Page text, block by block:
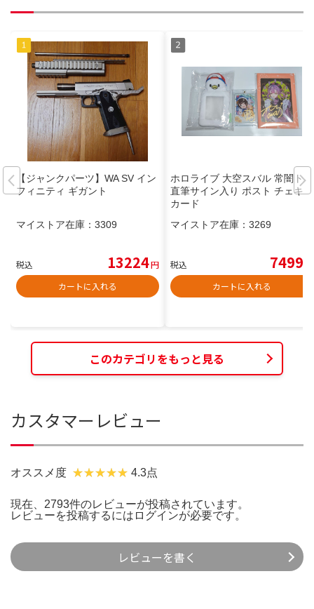
【ジャンクパーツ】WA SV イン
フィニティ ギガント
マイストア在庫： 3309
税込 13224円
カートに入れる
ホロライブ 大空スバル 常闇トワ
直筆サイン入り ポスト チェキ
カード
マイストア在庫： 3269
税込 7499
カートに入れる
このカテゴリをもっと見る
カスタマーレビュー
オススメ度 4.3点
現在、2793件のレビューが投稿されています。
レビューを投稿するには ログインが必要です。
レビューを書く